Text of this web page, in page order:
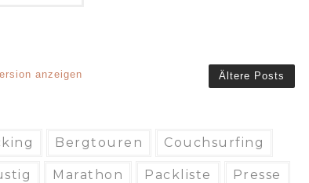
Ältere Posts
anzeigen
Bergtouren Couchsurfing
Marathon Packliste Presse